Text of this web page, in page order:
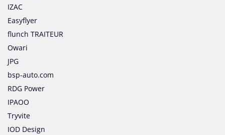
IZAC
Easyflyer
flunch TRAITEUR
Owari
JPG
bsp-auto.com
RDG Power
IPAOO
Tryvite
IOD Design